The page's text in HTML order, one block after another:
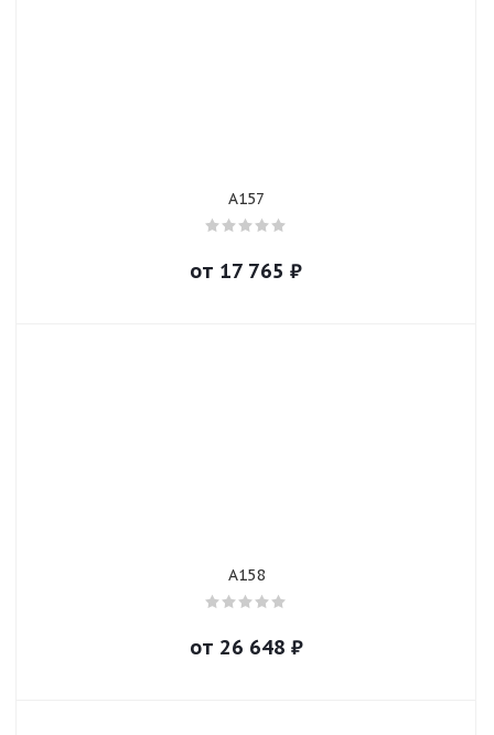
A157
от 17 765 ₽
A158
от 26 648 ₽